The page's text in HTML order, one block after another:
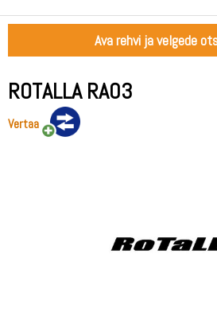
Ava rehvi ja velgede
ROTALLA RA03
Vertaa